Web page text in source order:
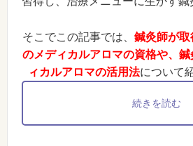
そこでこの記事では、 鍼灸師が
のメディカルアロマの資格や、
ィカルアロマの活用法について
続きを読む